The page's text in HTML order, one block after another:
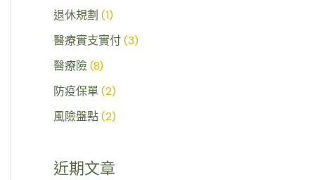
退休規劃 (1)
醫療實支實付(3)
醫療險(8)
防疫保單 (2)
風險盤點(2)
近期文章